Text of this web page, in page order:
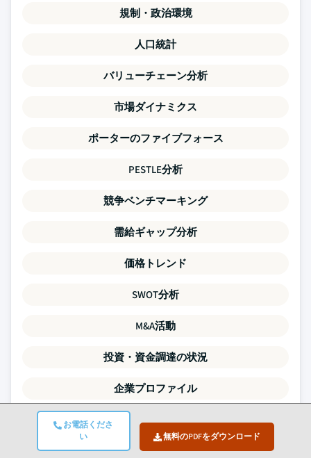
お電話くださ
い
無料のPDFをダウンロード
規制・政治環境
人口統計
バリューチェーン分析
市場ダイナミクス
ポーターのファイブフォース
PESTLE分析
競争ベンチマーキング
需給ギャップ分析
価格トレンド
SWOT分析
M&A活動
投資・資金調達の状況
企業プロファイル
本レポートのすべてのデータポイントは、一次インタビュ
ー、真のボトムアップモデリング、および厳密なクロスチェ